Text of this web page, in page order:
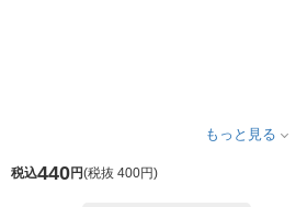
もっと見る
税込440円(税抜 400円)